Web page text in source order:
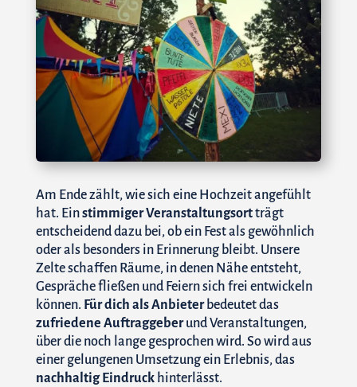
Am Ende zählt, wie sich eine Hochzeit angefühlt
hat. Einstimmiger Veranstaltungsortträgt
entscheidend dazu bei, ob ein Fest als gewöhnlich
oder als besonders in Erinnerung bleibt. Unsere
Zelte schaffen Räume, in denen Nähe entsteht,
Gespräche fließen und Feiern sich frei entwickeln
können. Für dich als Anbieterbedeutet das
zufriedene Auftraggeberund Veranstaltungen,
über die noch lange gesprochen wird. So wird aus
einer gelungenen Umsetzung ein Erlebnis, das
nachhaltig Eindruckhinterlässt.